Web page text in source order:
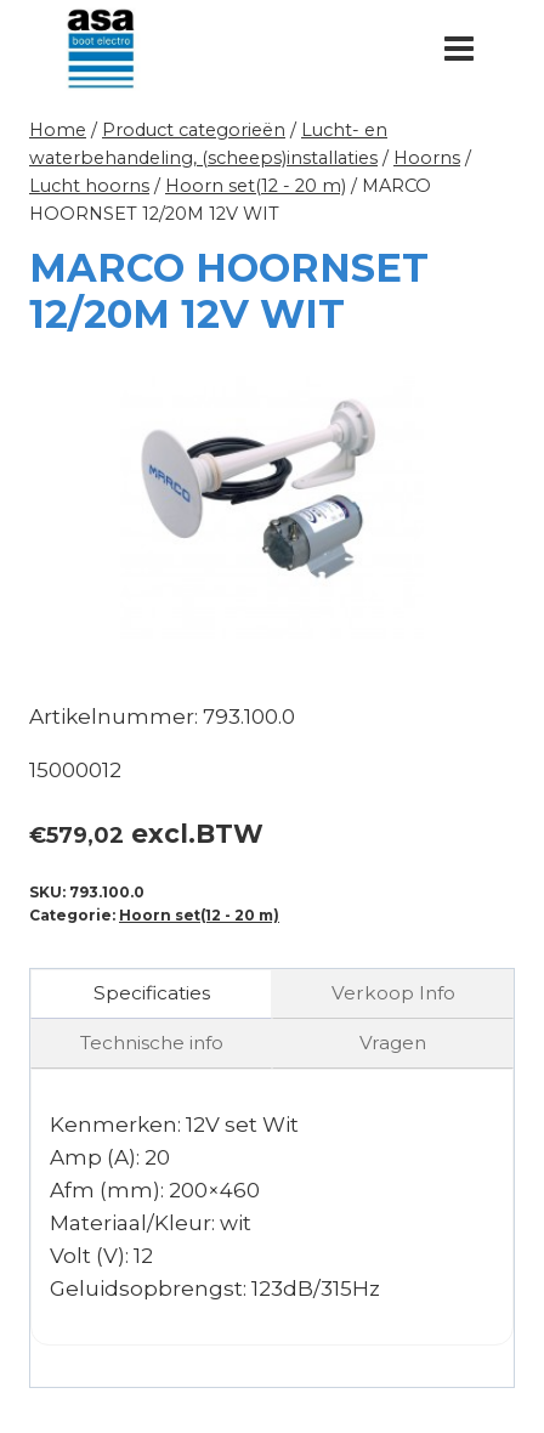
Doorgaan
inhoud
Home / Product categorieën / Lucht- en
waterbehandeling, (scheeps)installaties / Hoorns /
Lucht hoorns / Hoorn set(12 - 20 m) / MARCO
HOORNSET 12/20M 12V WIT
MARCO HOORNSET
12/20M 12V WIT
Artikelnummer: 793.100.0
15000012
€579,02 excl.BTW
SKU: 793.100.0
Categorie: Hoorn set(12 - 20 m)
Specificaties Verkoop Info
Technische info Vragen
Kenmerken: 12V set Wit
Amp (A): 20
Afm (mm): 200×460
Materiaal/Kleur: wit
Volt (V): 12
Geluidsopbrengst: 123dB/315Hz